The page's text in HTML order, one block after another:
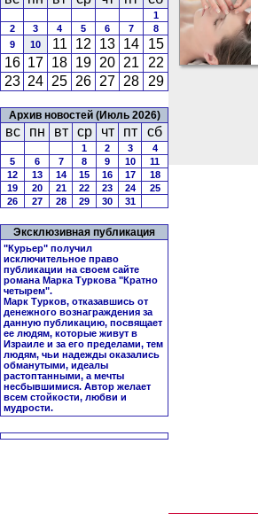
1
2
3 4 5 6 7
8
9
10 11 12 13 14
15
16 17 18 19 20 21
22
23 24 25 26 27 28 29
Архив новостей (Июль 2026)
вс пн вт ср чт пт сб
1 2 3
4
5
6 7 8 9 10
11
12
13 14 15 16 17
18
19
20 21 22 23 24
25
26
27 28 29 30 31
Эксклюзивная публикация
"Курьер" получил
исключительное право
публикации на своем сайте
романа Марка Туркова "Кратно
четырем".
Марк Турков, отказавшись от
денежного вознаграждения за
данную публикацию, посвящает
ее людям, которые живут в
Израиле и за его пределами, тем
людям, чьи надежды оказались
обманутыми, идеалы
растоптанными, а мечты
несбывшимися. Автор желает
всем стойкости, любви и
мудрости.